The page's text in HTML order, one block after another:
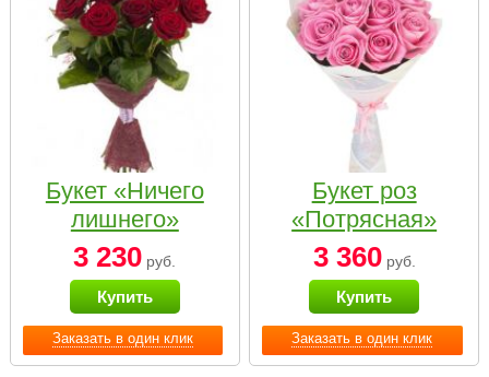
Заказать в один клик
Букет «Ничего
лишнего»
3 230 руб.
Купить
Заказать в один клик
Букет роз
«Потрясная»
3 360руб.
Купить